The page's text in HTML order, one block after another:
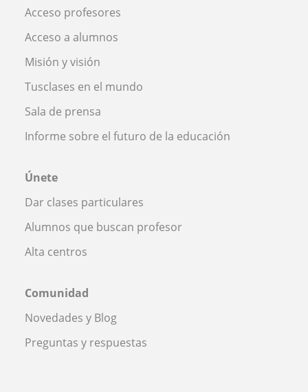
Acceso profesores
Acceso a alumnos
Misión y visión
Tusclases en el mundo
Sala de prensa
Informe sobre el futuro de la educación
Únete
Dar clases particulares
Alumnos que buscan profesor
Alta centros
Comunidad
Novedades y Blog
Preguntas y respuestas